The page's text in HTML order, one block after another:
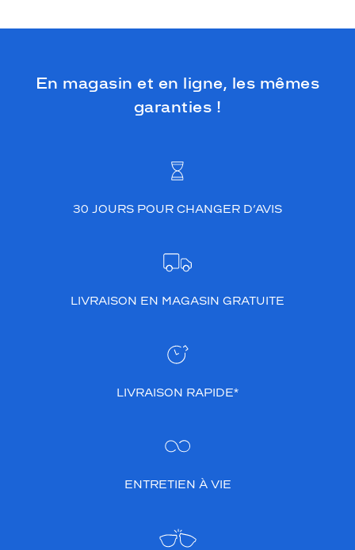
En magasin et en ligne, les mêmes
garanties !
30 JOURS POUR CHANGER D’AVIS
LIVRAISON EN MAGASIN GRATUITE
LIVRAISON RAPIDE*
ENTRETIEN À VIE